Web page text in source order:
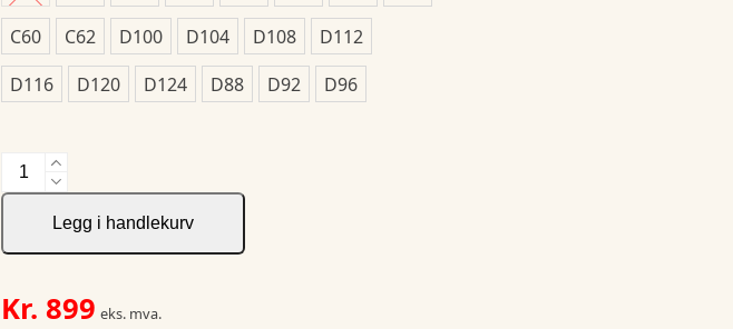
C60
C62 D100 D104 D108
D112
D116
D120 D124 D88 D92 D96
Service
trouser
stretch
Hi-
antall
Legg i handlekurv
Kr. 899 eks. mva.